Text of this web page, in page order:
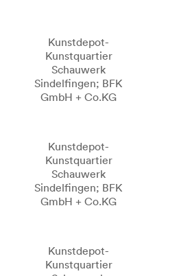
Kunstdepot-
Kunstquartier
Schauwerk
Sindelfingen; BFK
GmbH + Co.KG
Kunstdepot-
Kunstquartier
Schauwerk
Sindelfingen; BFK
GmbH + Co.KG
Kunstdepot-
Kunstquartier